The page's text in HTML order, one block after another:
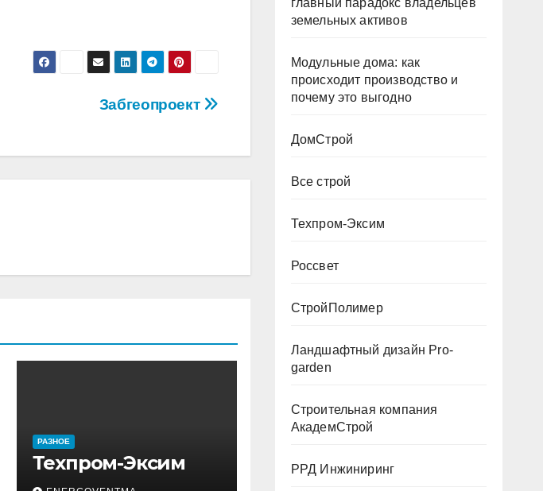
Забгеопроект
РАЗНОЕ
Техпром-Эксим
главный парадокс владельцев
земельных активов
Модульные дома: как
происходит производство и
почему это выгодно
ДомСтрой
Все строй
Техпром-Эксим
Россвет
СтройПолимер
Ландшафтный дизайн Pro-
garden
Строительная компания
АкадемСтрой
РРД Инжиниринг